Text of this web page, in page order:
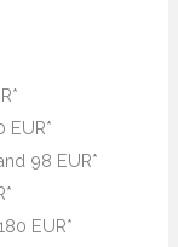
EUR*
98 EUR*
EUR*